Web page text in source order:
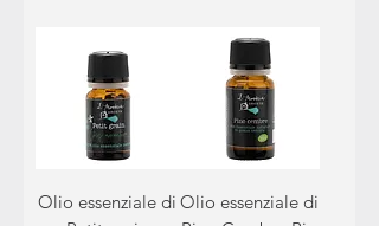
Olio essenziale di Olio essenziale di